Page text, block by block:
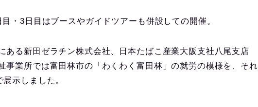
・3日目はブースやガイドツアーも併設しての開催。
ある新田ゼラチン株式会社、日本たばこ産業大阪支社八尾支店
事業所では富田林市の「わくわく富田林」の就労の模様を、それ
示しました。